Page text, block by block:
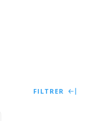
FILTRER